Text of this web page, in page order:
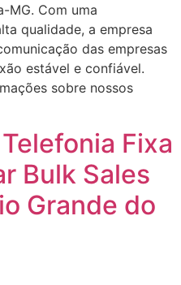
MG. Com uma
qualidade, a empresa
das empresas
estável e confiável.
sobre nossos
Fixa
Bulk Sales
Grande do